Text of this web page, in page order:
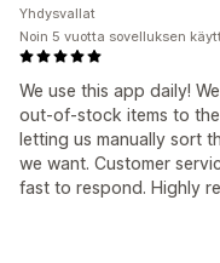
We use this app daily!
out-of-stock items to
letting us manually sort
we want. Customer
fast to respond. Highly
Yhdysvallat
Noin 5 vuotta sovelluksen